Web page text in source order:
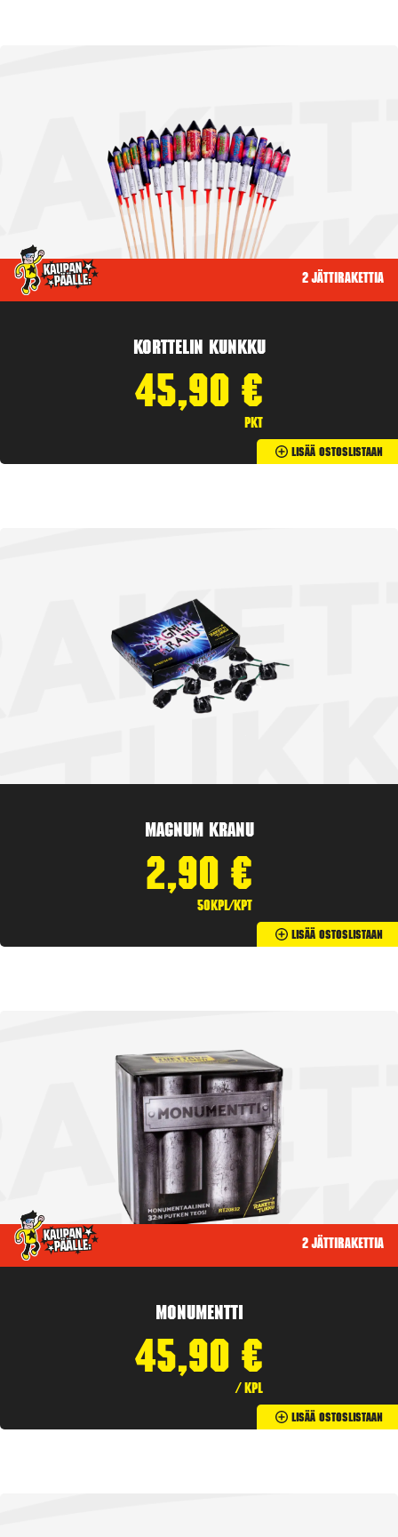
2 jättirakettia
Korttelin kunkku
45,90 €
pkt
Lisää Ostoslistaan
Magnum Kranu
2,90 €
50kpl/kpt
Lisää Ostoslistaan
2 jättirakettia
Monumentti
45,90 €
/ kpl
Lisää Ostoslistaan